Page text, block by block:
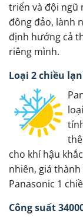
triển và đội ngũ
đông đảo, lành
định hướng cả
riêng mình.
Loại 2 chiều
cho khí hậu
nhiên, giá
Panasonic 1
Công suất